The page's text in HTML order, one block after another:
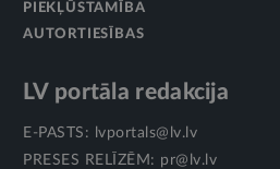
PIEKĻŪSTAMĪBA
AUTORTIESĪBAS
LV portāla redakcija
E-PASTS:
lvportals@lv.lv
PRESES RELĪZĒM: pr@lv.lv